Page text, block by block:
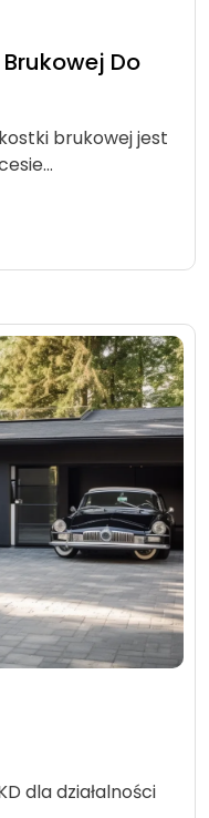
Do
brukowej jest
dla działalności